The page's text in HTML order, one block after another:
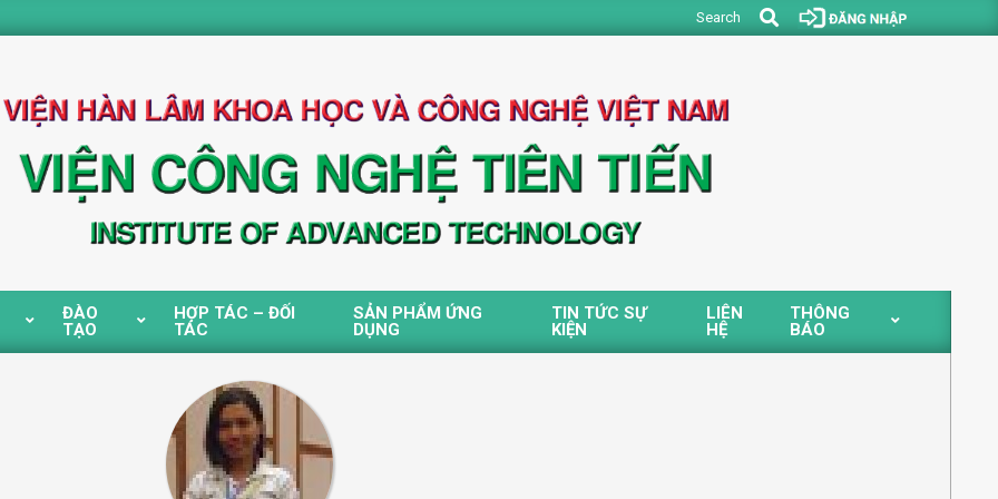
Search
Search
ĐÀO
TẠO
HỢP TÁC – ĐỐI
TÁC
SẢN PHẨM ỨNG
DỤNG
TIN TỨC SỰ
KIỆN
LIÊN
HỆ
THÔNG
BÁO